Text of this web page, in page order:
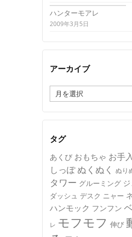
ハンターモアレ
2009年3月5日
アーカイブ
ー
カ
イ
タグ
あくび おもちゃ お手
しっぽ ぬくぬく ぬり
タワー グルーミング
ダッシュ デスク ニャー
ハンモック フンフン
レ モフモフ 伸び